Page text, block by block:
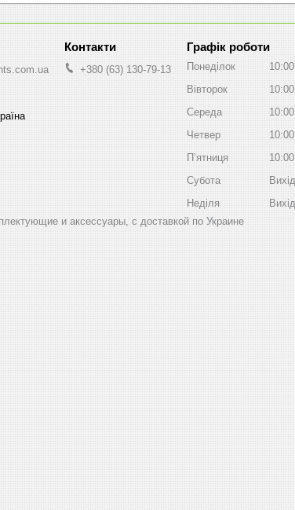
+380 (63) 130-79-13
Графік роботи
Понеділок 10:00
Вівторок
10:00
Середа
10:00
Четвер
10:00
Пʼятниця
10:00
Субота
Неділя
и аксессуары, с доставкой по Украине